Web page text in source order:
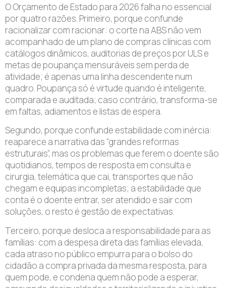
O Orçamento de Estado para 2026 falha no essencial
por quatro razões. Primeiro, porque confunde
racionalizar com racionar: o corte na ABS não vem
acompanhado de um plano de compras clínicas com
catálogos dinâmicos, auditorias de preços por ULS e
metas de poupança mensuráveis sem perda de
atividade; é apenas uma linha descendente num
quadro. Poupança só é virtude quando é inteligente,
comparada e auditada; caso contrário, transforma-se
em faltas, adiamentos e listas de espera.
Segundo, porque confunde estabilidade com inércia:
reaparece a narrativa das “grandes reformas
estruturais”, mas os problemas que ferem o doente são
quotidianos, tempos de resposta em consulta e
cirurgia, telemática que cai, transportes que não
chegam e equipas incompletas; a estabilidade que
conta é o doente entrar, ser atendido e sair com
soluções, o resto é gestão de expectativas.
Terceiro, porque desloca a responsabilidade para as
famílias: com a despesa direta das famílias elevada,
cada atraso no público empurra para o bolso do
cidadão a compra privada da mesma resposta, para
quem pode, e condena quem não pode a esperar,